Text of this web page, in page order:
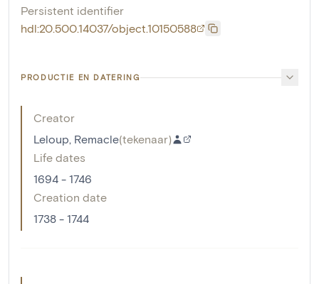
Persistent identifier
hdl:20.500.14037/object.10150588
PRODUCTIE EN DATERING
Creator
Leloup, Remacle(tekenaar)
Life dates
1694 - 1746
Creation date
1738 - 1744